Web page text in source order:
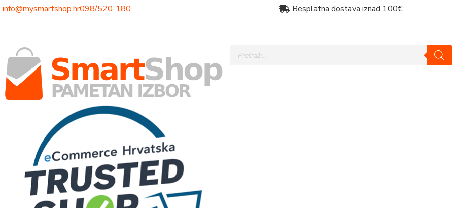
info@mysmartshop.hr098/520-180 Besplatna dostava iznad 100€